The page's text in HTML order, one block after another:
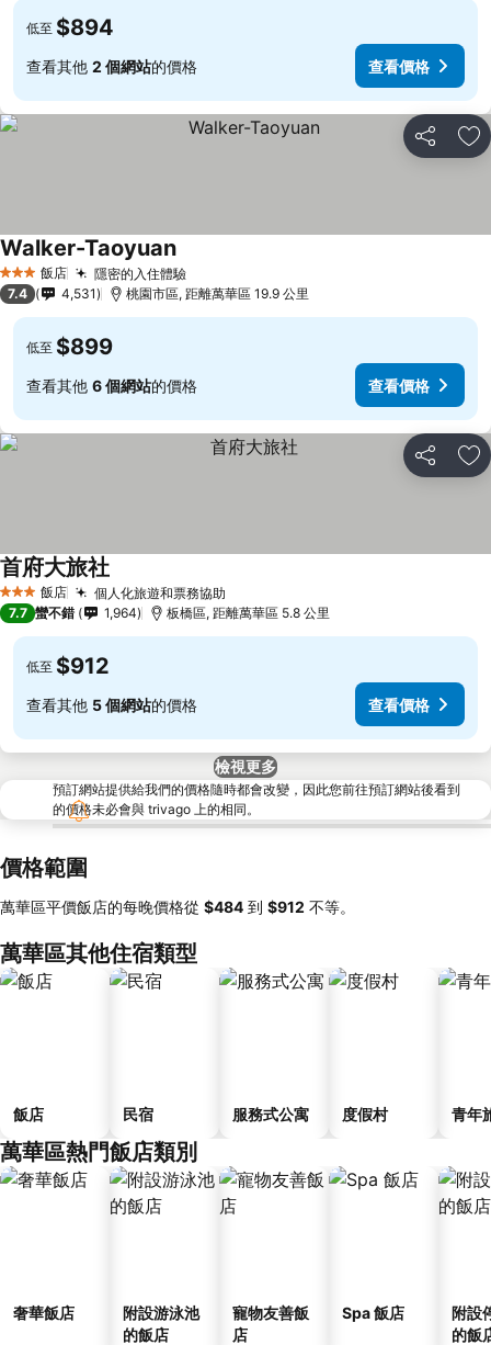
低至 $894
查看其他 2 個網站的價格 查看價格
分享 加
3 星級 飯店 隱密的入住體驗
Walker-Taoyuan
7.4 4,531 桃園市區, 距離萬華區 19.9 公里
低至 $899
查看其他 6 個網站的價格 查看價格
分享 加
3 星級 飯店 個人化旅遊和票務協助
首府大旅社
7.7 蠻不錯 1,964 板橋區, 距離萬華區 5.8 公里
低至 $912
查看其他 5 個網站的價格 查看價格
檢視更多
預訂網站提供給我們的價格隨時都會改變，因此您前往預訂網站後看到
的價格未必會與 trivago 上的相同。
價格範圍
萬華區平價飯店的每晚價格從 ‎$484 到 ‎$912 不等。
萬華區其他住宿類型
飯店 民宿 服務式公寓 度假村 青年
萬華區熱門飯店類別
奢華飯店
附設游泳池
的飯店
寵物友善飯
店
Spa 飯店
附設
的飯